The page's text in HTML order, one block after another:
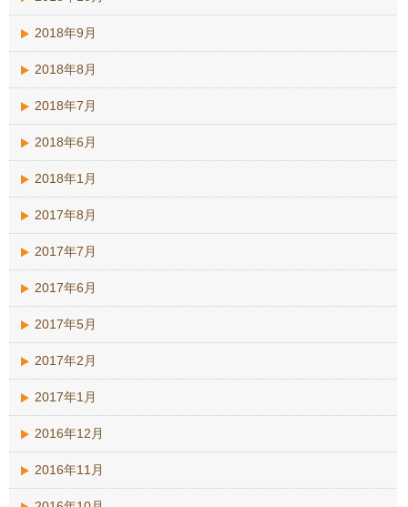
2018年9月
2018年8月
2018年7月
2018年6月
2018年1月
2017年8月
2017年7月
2017年6月
2017年5月
2017年2月
2017年1月
2016年12月
2016年11月